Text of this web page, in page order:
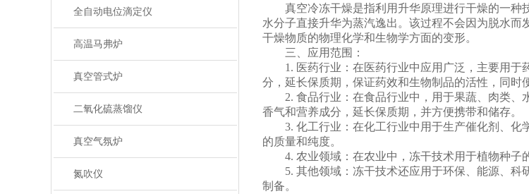
全自动电位滴定仪
高温马弗炉
真空管式炉
二氧化硫蒸馏仪
真空气氛炉
氮吹仪
真空冷冻干燥是指利用升华原理进行干燥的一种
水分子直接升华为蒸汽逸出。该过程不会因为脱水
干燥物质的物理化学和生物学方面的变形。
三、应用范围：
1. ‌医药行业‌：在医药行业中应用广泛，主要用于
分，延长保质期，保证药效和生物制品的活性，同时
2. ‌食品行业‌：在食品行业中，用于果蔬、肉类、
香气和营养成分，延长保质期，并方便携带和储存。
3. ‌化工行业‌：在化工行业中用于生产催化剂、化
的质量和纯度。
4. ‌农业领域‌：在农业中，冻干技术用于植物种子
5. ‌其他领域‌：冻干技术还应用于环保、能源、科
制备。